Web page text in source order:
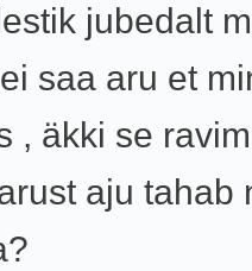
jubedalt
saa aru et
, äkki se
aju tahab